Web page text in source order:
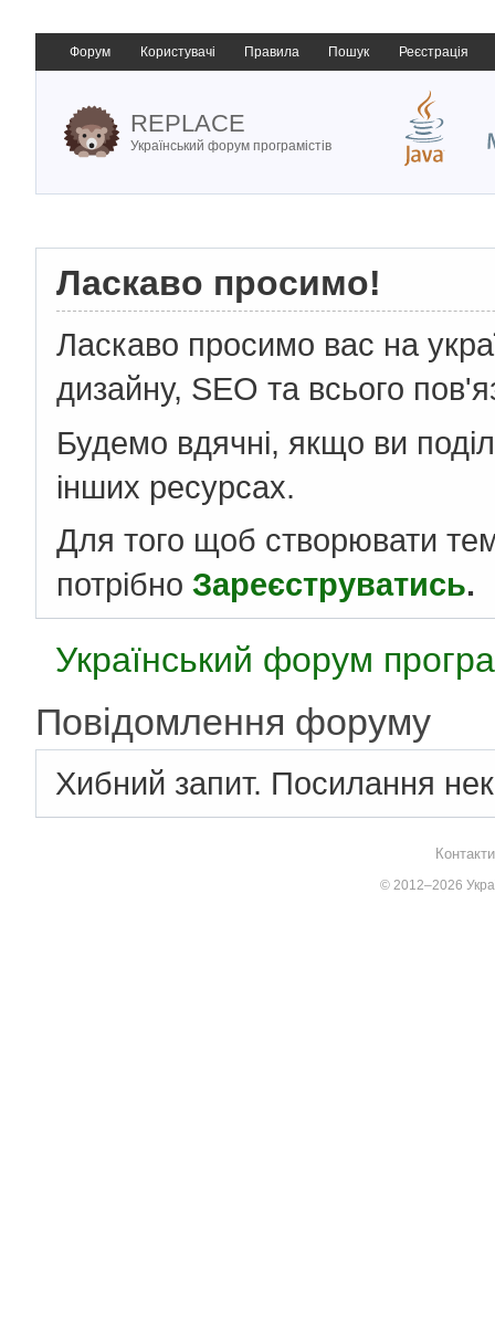
Форум Користувачі Правила Пошук Реєстрація
REPLACE
Український форум програмістів
Ласкаво просимо!
Ласкаво просимо вас на
дизайну, SEO та всього
Будемо вдячні, якщо ви
інших ресурсах.
Для того щоб створювати
потрібно Зареєструватись.
Український форум
Повідомлення форуму
Хибний запит. Посилання
© 2012–2026